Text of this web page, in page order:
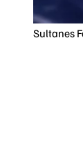
Sultanes